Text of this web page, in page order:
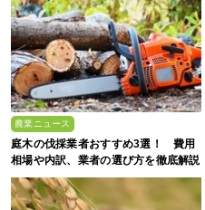
農業ニュース
庭木の伐採業者おすすめ3選！ 費用
相場や内訳、業者の選び方を徹底解説